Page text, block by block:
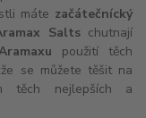
máte začátečnícký
Saltschutnají
použití těch
se můžete těšit na
těch nejlepších a